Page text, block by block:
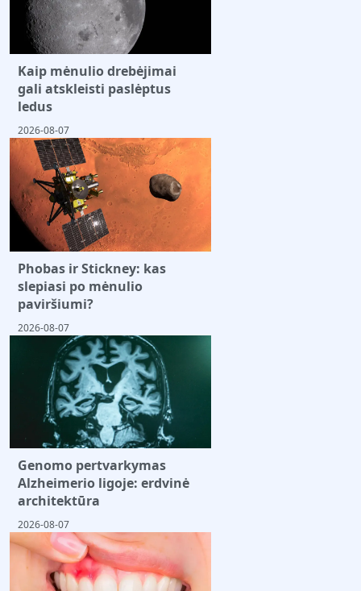
Kaip mėnulio drebėjimai
gali atskleisti paslėptus
ledus
2026-08-07
Phobas ir Stickney: kas
slepiasi po mėnulio
paviršiumi?
2026-08-07
Genomo pertvarkymas
Alzheimerio ligoje: erdvinė
architektūra
2026-08-07